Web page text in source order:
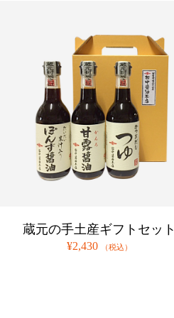
蔵元の手土産ギフトセット
¥2,430 （税込）